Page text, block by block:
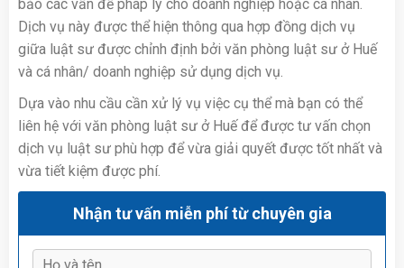
bảo các vấn đề pháp lý cho doanh nghiệp hoặc cá nhân.
Dịch vụ này được thể hiện thông qua hợp đồng dịch vụ
giữa luật sư được chỉnh định bởi văn phòng luật sư ở Huế
và cá nhân/ doanh nghiệp sử dụng dịch vụ.
Dựa vào nhu cầu cần xử lý vụ việc cụ thể mà bạn có thể
liên hệ với văn phòng luật sư ở Huế để được tư vấn chọn
dịch vụ luật sư phù hợp để vừa giải quyết được tốt nhất và
vừa tiết kiệm được phí.
Nhận tư vấn miễn phí từ chuyên gia